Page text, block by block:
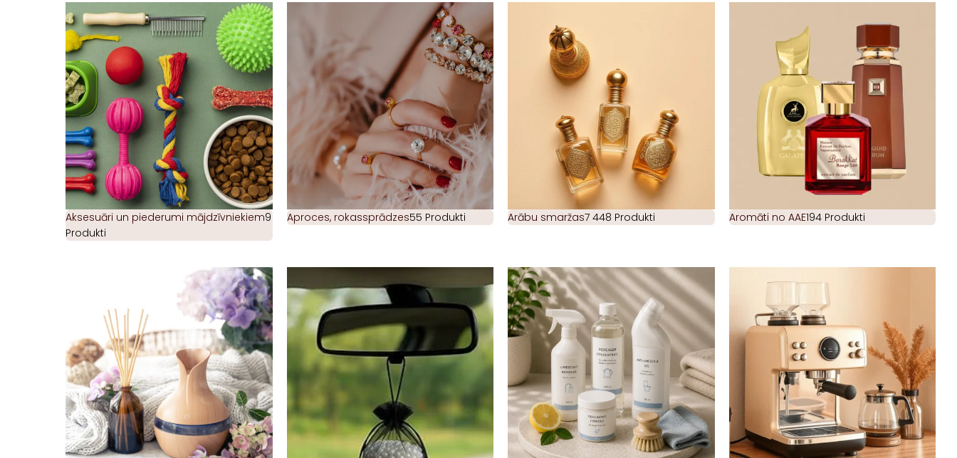
Aksesuāri un piederumi mājdzīvniekiem9
Produkti
Aproces, rokassprādzes55 Produkti Arābu smaržas7 448 Produkti Aromāti no AAE194 Produkti